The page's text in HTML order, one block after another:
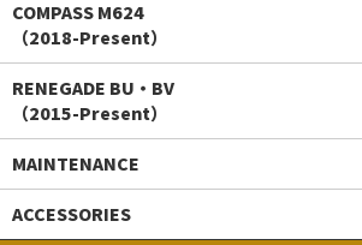
COMPASS M624
（2018-Present）
RENEGADE BU・BV
（2015-Present）
MAINTENANCE
ACCESSORIES